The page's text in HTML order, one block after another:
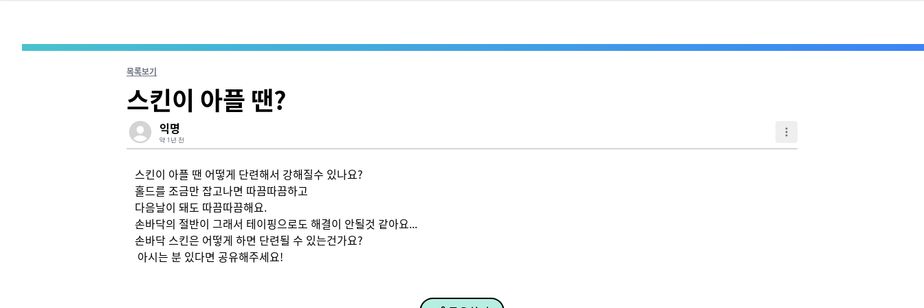
목록보기
스킨이 아플 땐?
익명
약 1년 전
스킨이 아플 땐 어떻게 단련해서 강해질수 있나요?
홀드를 조금만 잡고나면 따끔따끔하고
다음날이 돼도 따끔따끔해요.
손바닥의 절반이 그래서 테이핑으로도 해결이 안될것 같아요...
손바닥 스킨은 어떻게 하면 단련될 수 있는건가요?
아시는 분 있다면 공유해주세요!